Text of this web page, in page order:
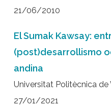
21/06/2010
El Sumak Kawsay:
(post)desarrollismo
andina
Universitat Politècnica de
27/01/2021